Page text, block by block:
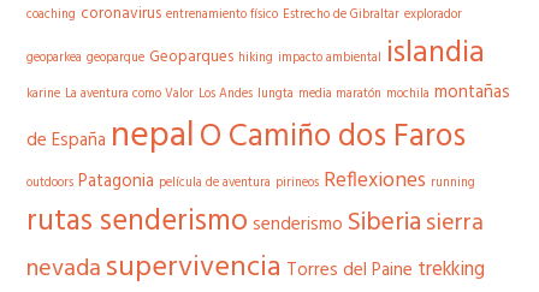
coaching coronavirus entrenamiento físico Estrecho de Gibraltar explorador
geoparkea geoparque Geoparques hiking impacto ambiental islandia
karine La aventura como Valor Los Andes lungta media maratón mochila montañas
de España nepalO Camiño dos Faros
outdoors Patagonia película de aventura pirineos Reflexiones running
rutas senderismo senderismo Siberiasierra
nevadasupervivencia Torres del Paine trekking